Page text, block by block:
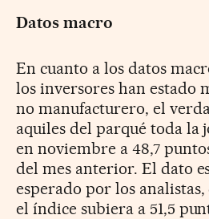
Datos macro
En cuanto a los datos
los inversores han estado
no manufacturero, el
aquiles del parqué toda la
en noviembre a 48,7
del mes anterior. El dato
esperado por los
el índice subiera a 51,5